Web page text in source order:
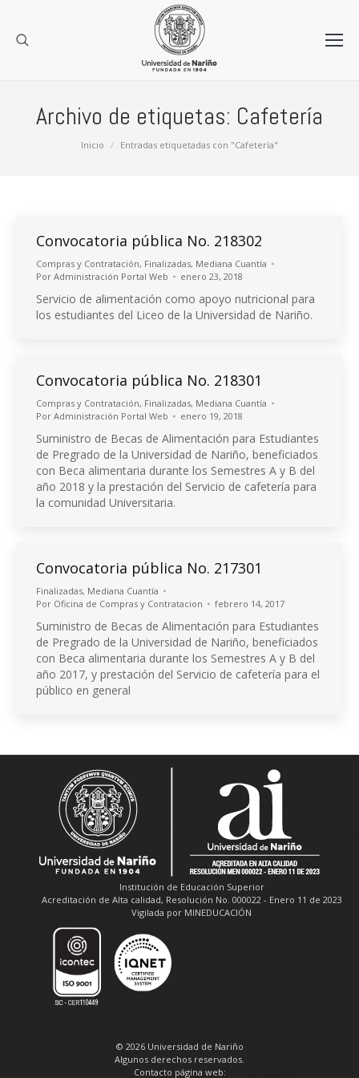
Archivo de etiquetas: Cafetería
Inicio Entradas etiquetadas con "Cafetería"
Convocatoria pública No. 218302
Compras y Contratación, Finalizadas, Mediana Cuantía
Por Administración Portal Web enero 23, 2018
Servicio de alimentación como apoyo nutricional para
los estudiantes del Liceo de la Universidad de Nariño.
Convocatoria pública No. 218301
Compras y Contratación, Finalizadas, Mediana Cuantía
Por Administración Portal Web enero 19, 2018
Suministro de Becas de Alimentación para Estudiantes
de Pregrado de la Universidad de Nariño, beneficiados
con Beca alimentaria durante los Semestres A y B del
año 2018 y la prestación del Servicio de cafetería para
la comunidad Universitaria.
Convocatoria pública No. 217301
Finalizadas, Mediana Cuantía
Por Oficina de Compras y Contratacion febrero 14, 2017
Suministro de Becas de Alimentación para Estudiantes
de Pregrado de la Universidad de Nariño, beneficiados
con Beca alimentaria durante los Semestres A y B del
año 2017, y prestación del Servicio de cafetería para el
público en general
Institución de Educación Superior
Acreditación de Alta calidad, Resolución No. 000022 - Enero 11 de 2023
Vigilada por MINEDUCACIÓN
© 2026 Universidad de Nariño
Algunos derechos reservados.
Contacto página web: